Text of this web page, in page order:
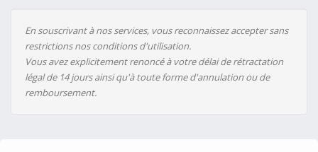
En souscrivant à nos services, vous reconnaissez accepter sans
restrictions nos conditions d'utilisation.
Vous avez explicitement renoncé à votre délai de rétractation
légal de 14 jours ainsi qu'à toute forme d'annulation ou de
remboursement.